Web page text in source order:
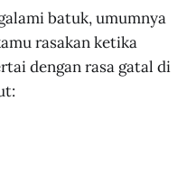
batuk, umumnya
rasakan ketika
dengan rasa gatal di